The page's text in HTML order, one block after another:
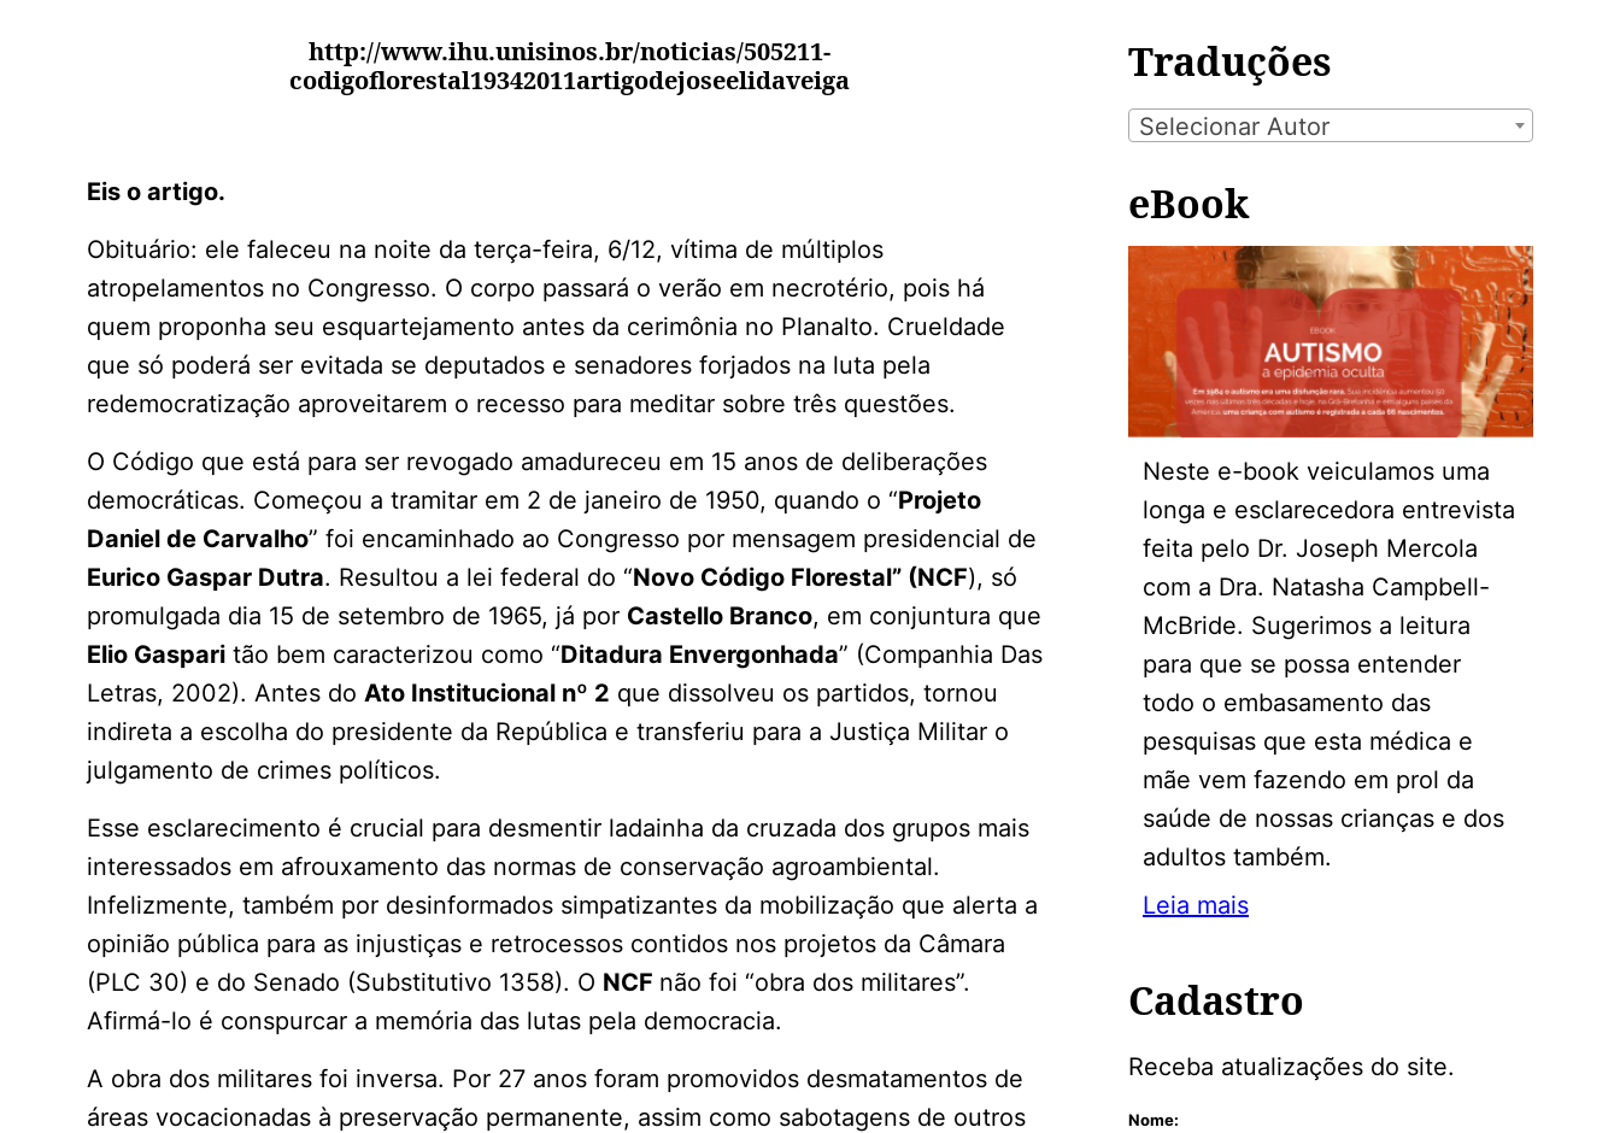
http://www.ihu.unisinos.br/noticias/505211-
codigoflorestal19342011artigodejoseelidaveiga
Eis o artigo.
Obituário: ele faleceu na noite da terça-feira, 6/12, vítima de múltiplos
atropelamentos no Congresso. O corpo passará o verão em necrotério, pois há
quem proponha seu esquartejamento antes da cerimônia no Planalto. Crueldade
que só poderá ser evitada se deputados e senadores forjados na luta pela
redemocratização aproveitarem o recesso para meditar sobre três questões.
O Código que está para ser revogado amadureceu em 15 anos de deliberações
democráticas. Começou a tramitar em 2 de janeiro de 1950, quando o “Projeto
Daniel de Carvalho” foi encaminhado ao Congresso por mensagem presidencial de
Eurico Gaspar Dutra. Resultou a lei federal do “Novo Código Florestal” (NCF), só
promulgada dia 15 de setembro de 1965, já por Castello Branco, em conjuntura que
Elio Gaspari tão bem caracterizou como “Ditadura Envergonhada” (Companhia Das
Letras, 2002). Antes do Ato Institucional nº 2 que dissolveu os partidos, tornou
indireta a escolha do presidente da República e transferiu para a Justiça Militar o
julgamento de crimes políticos.
Esse esclarecimento é crucial para desmentir ladainha da cruzada dos grupos mais
interessados em afrouxamento das normas de conservação agroambiental.
Infelizmente, também por desinformados simpatizantes da mobilização que alerta a
opinião pública para as injustiças e retrocessos contidos nos projetos da Câmara
(PLC 30) e do Senado (Substitutivo 1358). O NCF não foi “obra dos militares”.
Afirmá-lo é conspurcar a memória das lutas pela democracia.
A obra dos militares foi inversa. Por 27 anos foram promovidos desmatamentos de
áreas vocacionadas à preservação permanente, assim como sabotagens de outros
Traduções
Selecionar Autor
eBook
Neste e-book veiculamos uma
longa e esclarecedora entrevista
feita pelo Dr. Joseph Mercola
com a Dra. Natasha Campbell-
McBride. Sugerimos a leitura
para que se possa entender
todo o embasamento das
pesquisas que esta médica e
mãe vem fazendo em prol da
saúde de nossas crianças e dos
adultos também.
Leia mais
Cadastro
Receba atualizações do site.
Nome: